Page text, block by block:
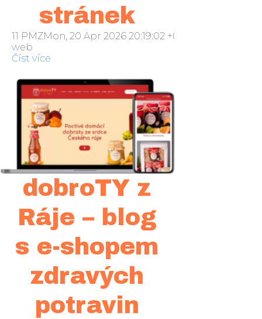
stránek
11 PMZMon, 20 Apr 2026 20:19:02 +000019pondělí
web
Číst více
dobroTY z
Ráje – blog
s e-shopem
zdravých
potravin